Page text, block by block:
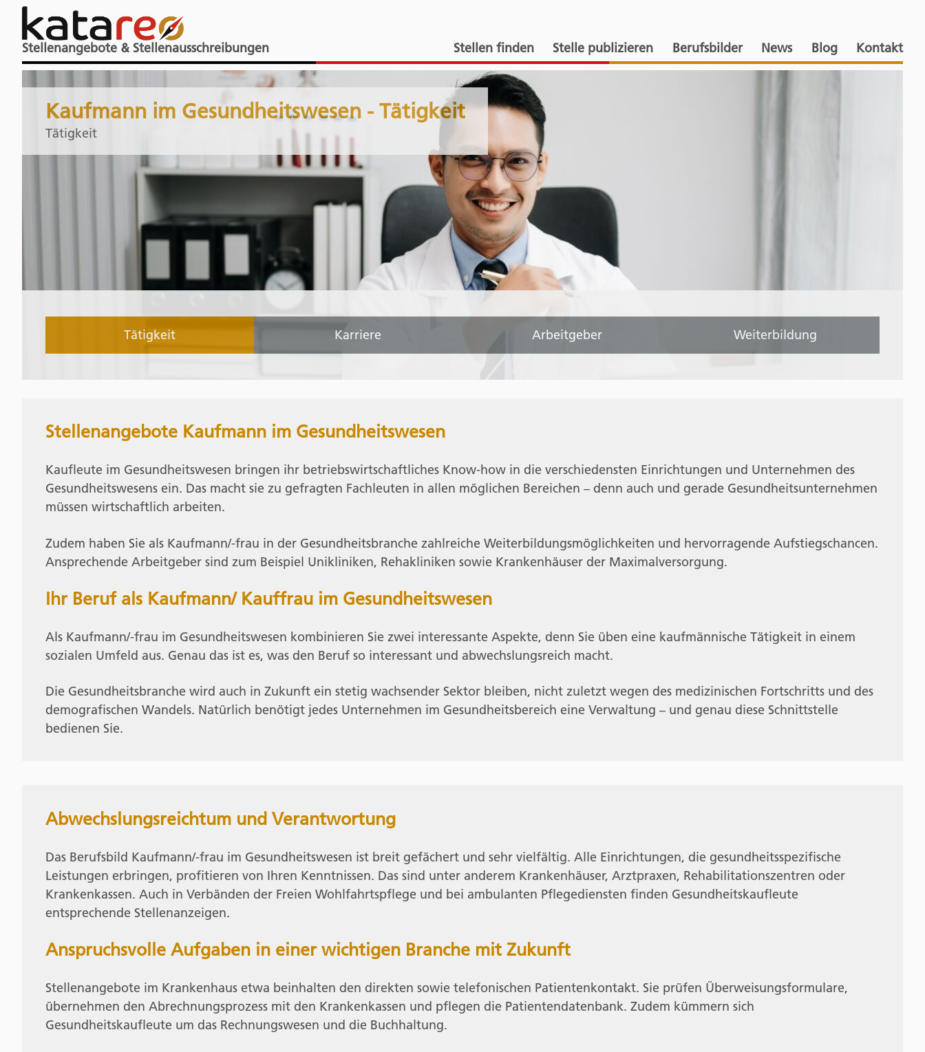
Stellenangebote & Stellenausschreibungen Stellen finden Stelle publizieren Berufsbilder News Blog Kontakt
Kaufmann im Gesundheitswesen - Tätigkeit
Tätigkeit
Tätigkeit Karriere Arbeitgeber Weiterbildung
Stellenangebote Kaufmann im Gesundheitswesen
Kaufleute im Gesundheitswesen bringen ihr betriebswirtschaftliches Know-how in die verschiedensten Einrichtungen und Unternehmen des
Gesundheitswesens ein. Das macht sie zu gefragten Fachleuten in allen möglichen Bereichen – denn auch und gerade Gesundheitsunternehmen
müssen wirtschaftlich arbeiten.
Zudem haben Sie als Kaufmann/-frau in der Gesundheitsbranche zahlreiche Weiterbildungsmöglichkeiten und hervorragende Aufstiegschancen.
Ansprechende Arbeitgeber sind zum Beispiel Unikliniken, Rehakliniken sowie Krankenhäuser der Maximalversorgung.
Ihr Beruf als Kaufmann/ Kauffrau im Gesundheitswesen
Als Kaufmann/-frau im Gesundheitswesen kombinieren Sie zwei interessante Aspekte, denn Sie üben eine kaufmännische Tätigkeit in einem
sozialen Umfeld aus. Genau das ist es, was den Beruf so interessant und abwechslungsreich macht.
Die Gesundheitsbranche wird auch in Zukunft ein stetig wachsender Sektor bleiben, nicht zuletzt wegen des medizinischen Fortschritts und des
demografischen Wandels. Natürlich benötigt jedes Unternehmen im Gesundheitsbereich eine Verwaltung – und genau diese Schnittstelle
bedienen Sie.
Abwechslungsreichtum und Verantwortung
Das Berufsbild Kaufmann/-frau im Gesundheitswesen ist breit gefächert und sehr vielfältig. Alle Einrichtungen, die gesundheitsspezifische
Leistungen erbringen, profitieren von Ihren Kenntnissen. Das sind unter anderem Krankenhäuser, Arztpraxen, Rehabilitationszentren oder
Krankenkassen. Auch in Verbänden der Freien Wohlfahrtspflege und bei ambulanten Pflegediensten finden Gesundheitskaufleute
entsprechende Stellenanzeigen.
Anspruchsvolle Aufgaben in einer wichtigen Branche mit Zukunft
Stellenangebote im Krankenhaus etwa beinhalten den direkten sowie telefonischen Patientenkontakt. Sie prüfen Überweisungsformulare,
übernehmen den Abrechnungsprozess mit den Krankenkassen und pflegen die Patientendatenbank. Zudem kümmern sich
Gesundheitskaufleute um das Rechnungswesen und die Buchhaltung.